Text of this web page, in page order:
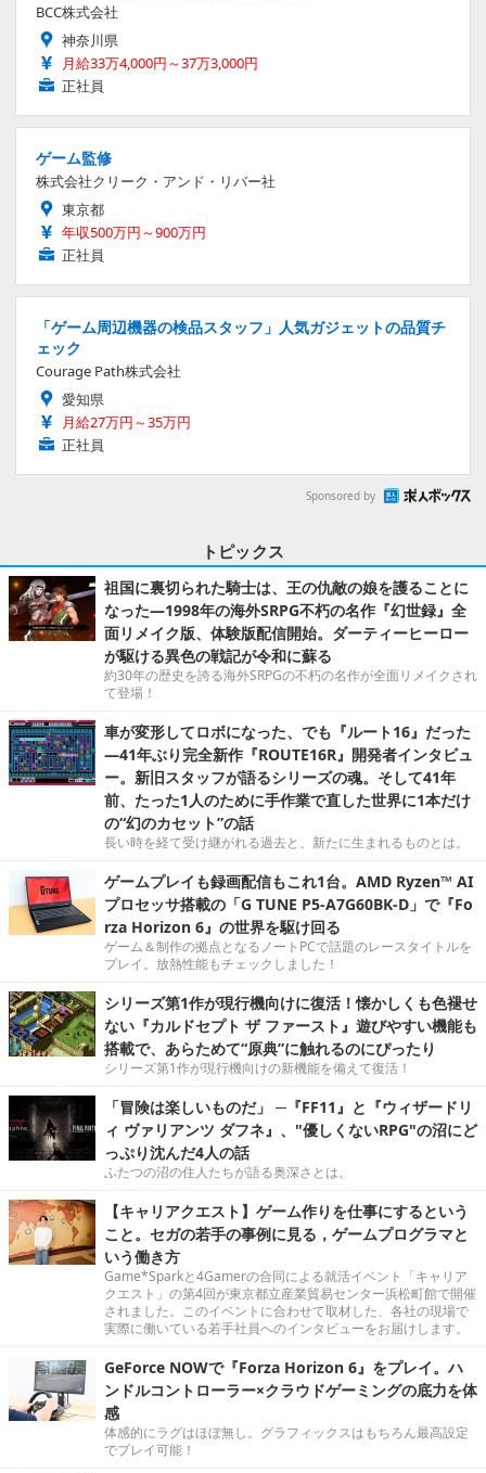
BCC株式会社
神奈川県
月給33万4,000円～37万3,000円
正社員
ゲーム監修
株式会社クリーク・アンド・リバー社
東京都
年収500万円～900万円
正社員
「ゲーム周辺機器の検品スタッフ」人気ガジェットの品質チ
ェック
Courage Path株式会社
愛知県
月給27万円～35万円
正社員
Sponsored by
トピックス
祖国に裏切られた騎士は、王の仇敵の娘を護ることに
なった―1998年の海外SRPG不朽の名作『幻世録』全
面リメイク版、体験版配信開始。ダーティーヒーロー
が駆ける異色の戦記が令和に蘇る
約30年の歴史を誇る海外SRPGの不朽の名作が全面リメイクされ
て登場！
車が変形してロボになった、でも『ルート16』だった
―41年ぶり完全新作『ROUTE16R』開発者インタビュ
ー。新旧スタッフが語るシリーズの魂。そして41年
前、たった1人のために手作業で直した世界に1本だけ
の“幻のカセット”の話
長い時を経て受け継がれる過去と、新たに生まれるものとは。
ゲームプレイも録画配信もこれ1台。AMD Ryzen™ AI
プロセッサ搭載の「G TUNE P5-A7G60BK-D」で『Fo
rza Horizon 6』の世界を駆け回る
ゲーム＆制作の拠点となるノートPCで話題のレースタイトルを
プレイ。放熱性能もチェックしました！
シリーズ第1作が現行機向けに復活！懐かしくも色褪せ
ない『カルドセプト ザ ファースト』遊びやすい機能も
搭載で、あらためて“原典”に触れるのにぴったり
シリーズ第1作が現行機向けの新機能を備えて復活！
「冒険は楽しいものだ」 ─『FF11』と『ウィザードリ
ィ ヴァリアンツ ダフネ』、"優しくないRPG"の沼にど
っぷり沈んだ4人の話
ふたつの沼の住人たちが語る奥深さとは。
【キャリアクエスト】ゲーム作りを仕事にするという
こと。セガの若手の事例に見る，ゲームプログラマと
いう働き方
Game*Sparkと4Gamerの合同による就活イベント「キャリア
クエスト」の第4回が東京都立産業貿易センター浜松町館で開催
されました。このイベントに合わせて取材した、各社の現場で
実際に働いている若手社員へのインタビューをお届けします。
GeForce NOWで『Forza Horizon 6』をプレイ。ハ
ンドルコントローラー×クラウドゲーミングの底力を体
感
体感的にラグはほぼ無し。グラフィックスはもちろん最高設定
でプレイ可能！